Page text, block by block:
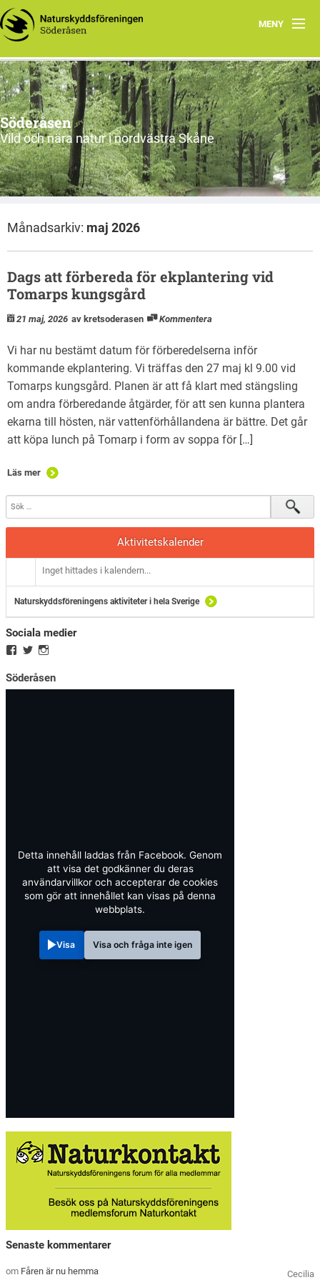
MENY
Ekbacken får rovdjursavvisande stängsel
Program
Aktuellt
Om oss
Utflykter
Maglaby kärr – restaurering
Söderåsen
Vild och nära natur i nordvästra Skåne
Månadsarkiv: maj 2026
Dags att förbereda för ekplantering vid
Tomarps kungsgård
21 maj, 2026 av kretsoderasen Kommentera
Vi har nu bestämt datum för förberedelserna inför
kommande ekplantering. Vi träffas den 27 maj kl 9.00 vid
Tomarps kungsgård. Planen är att få klart med stängsling
om andra förberedande åtgärder, för att sen kunna plantera
ekarna till hösten, när vattenförhållandena är bättre. Det går
att köpa lunch på Tomarp i form av soppa för […]
Läs mer
Aktivitetskalender
Inget hittades i kalendern...
Naturskyddsföreningens aktiviteter i hela Sverige
Sociala medier
Söderåsen
Detta innehåll laddas från Facebook. Genom
att visa det godkänner du deras
användarvillkor och accepterar de cookies
som gör att innehållet kan visas på denna
webbplats.
Visa Visa och fråga inte igen
Senaste kommentarer
Cecilia
om Fåren är nu hemma